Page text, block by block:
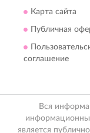
Карта сайта
Публичная
соглашение
Вся
является